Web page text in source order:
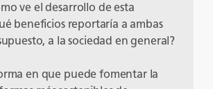
ve el desarrollo de esta
beneficios reportaría a ambas
a la sociedad en general?
en que puede fomentar la